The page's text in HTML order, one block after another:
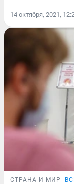
14 октября, 2021,
СТРАНА И МИР